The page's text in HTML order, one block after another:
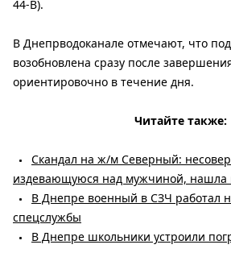
44-В).
В Днепрводоканале отмечают, что
возобновлена ​​сразу после
ориентировочно в течение дня.
Читайте также:
Скандал на ж/м Северный:
издевающуюся над мужчиной, нашла
В Днепре военный в СЗЧ работал
спецслужбы
В Днепре школьники устроили